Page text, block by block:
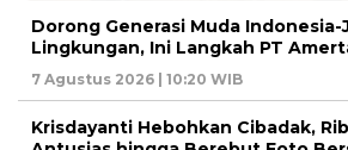
Dorong Generasi Muda
Lingkungan, Ini Langkah PT
7 Agustus 2026 | 10:20 WIB
Krisdayanti Hebohkan Cibadak,